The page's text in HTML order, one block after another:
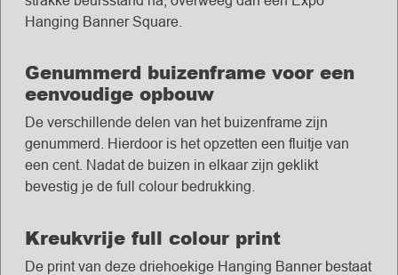
Hanging Banner Square.
Genummerd buizenframe voor een
eenvoudige opbouw
De verschillende delen van het buizenframe zijn
genummerd. Hierdoor is het opzetten een fluitje van
een cent. Nadat de buizen in elkaar zijn geklikt
bevestig je de full colour bedrukking.
Kreukvrije full colour print
De print van deze driehoekige Hanging Banner bestaat